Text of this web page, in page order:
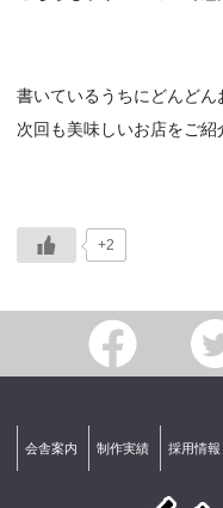
書いているうちにどんどん
次回も美味しいお店をご紹
+2
会舎案内 制作実績 採用情報